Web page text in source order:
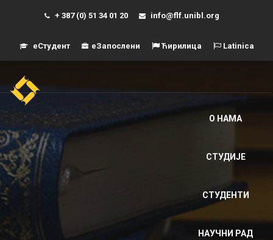
+ 387 (0) 51 34 01 20 info@flf.unibl.org
еСтудент еЗапослени Ћирилица Latinica
О НАМА
СТУДИЈЕ
СТУДЕНТИ
НАУЧНИ РАД